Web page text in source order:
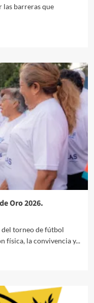
las barreras que
Oro 2026.
del torneo de fútbol
física, la convivencia y...